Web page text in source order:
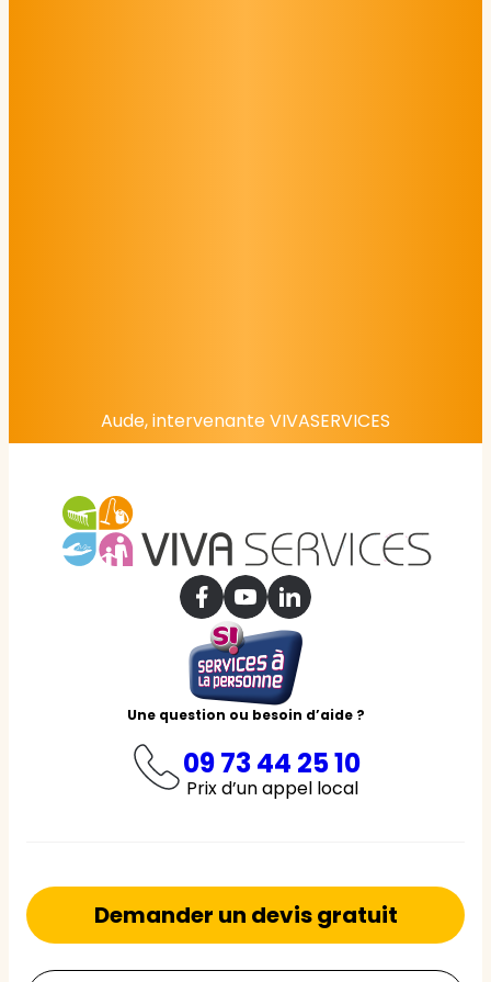
Aude, intervenante VIVASERVICES
Une question ou besoin d’aide ?
09 73 44 25 10
Prix d’un appel local
Demander un devis gratuit